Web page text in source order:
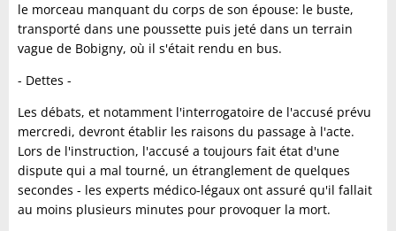
le morceau manquant du corps de son épouse: le buste,
transporté dans une poussette puis jeté dans un terrain
vague de Bobigny, où il s'était rendu en bus.
- Dettes -
Les débats, et notamment l'interrogatoire de l'accusé prévu
mercredi, devront établir les raisons du passage à l'acte.
Lors de l'instruction, l'accusé a toujours fait état d'une
dispute qui a mal tourné, un étranglement de quelques
secondes - les experts médico-légaux ont assuré qu'il fallait
au moins plusieurs minutes pour provoquer la mort.